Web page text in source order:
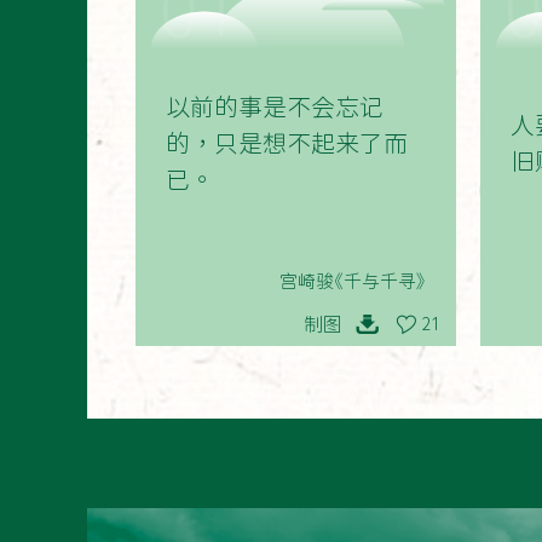
以前的事是不会忘记
的，只是想不起来了而
已。
宫崎骏《千与千寻》
制图 21